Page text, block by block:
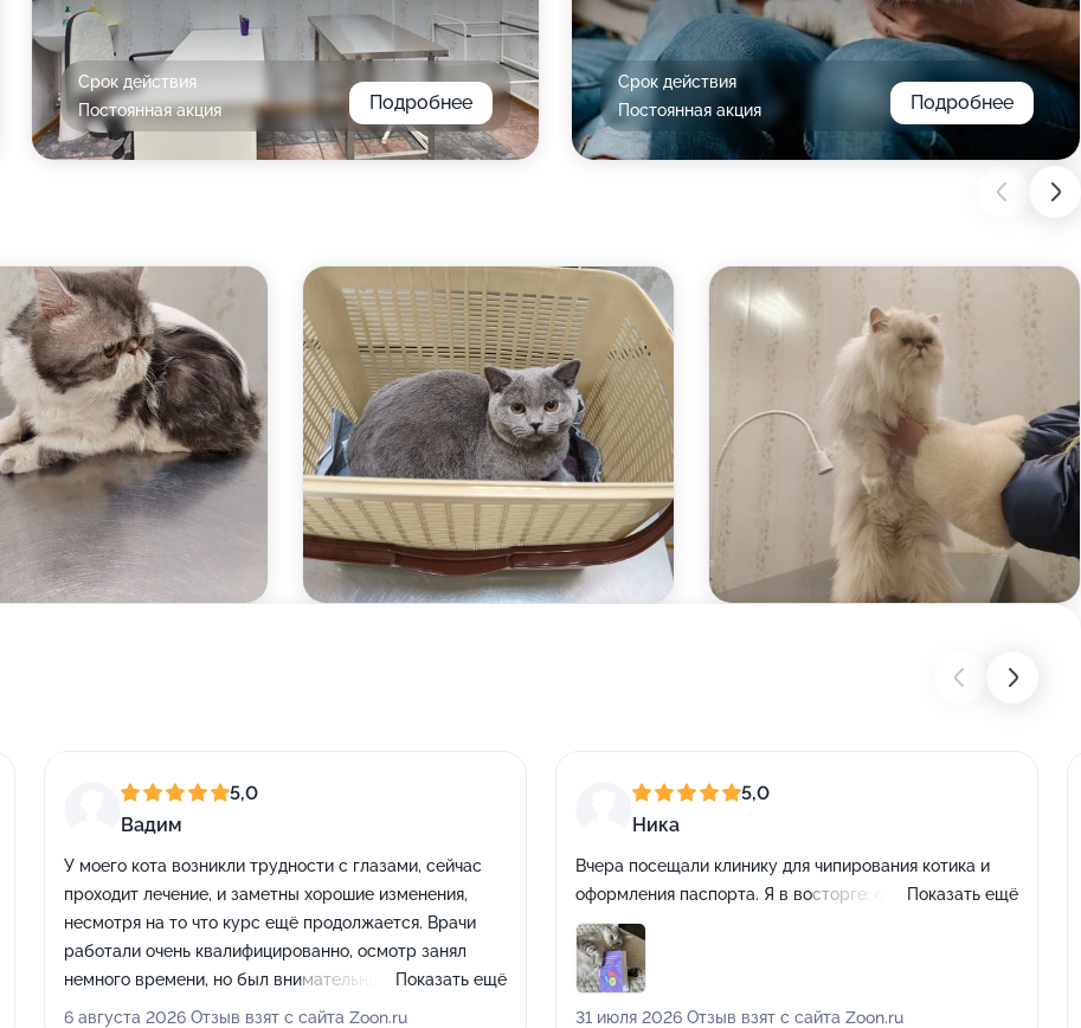
Срок действия
Постоянная акция
Подробнее
Срок действия
Постоянная акция
Подробнее
5,0
Вадим
У моего кота возникли трудности с глазами, сейчас
проходит лечение, и заметны хорошие изменения,
несмотря на то что курс ещё продолжается. Врачи
работали очень квалифицированно, осмотр занял
немного времени, но был внимательным и детальным,
при этом стоимость услуг оказалась вполне
Показать ещё
6 августа 2026 Отзыв взят с сайта Zoon.ru
5,0
Ника
Вчера посещали клинику для чипирования котика и
оформления паспорта. Я в восторге: очень вежливые
сотрудники, быстрое и качественное обслуживание,
клиника простая, но светлая и чистая. Отдельная
благодарность врачу Тарарину Алексею
Владимировичу за любовь к пациентам и своему делу.
Показать ещё
31 июля 2026 Отзыв взят с сайта Zoon.ru